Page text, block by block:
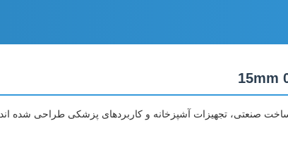
ساخت صنعتی، تجهیزات آشپزخانه و کاربردهای پزشکی طراحی شده اند.